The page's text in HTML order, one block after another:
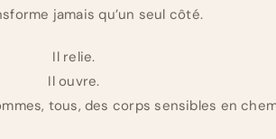
jamais qu’un seul côté.
Il relie.
Il ouvre.
tous, des corps sensibles en